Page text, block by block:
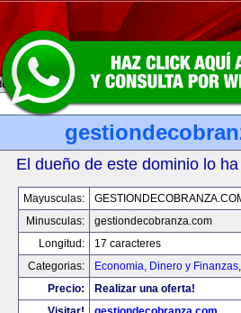
El dueño de este dominio lo
Mayusculas:
Minusculas:
gestiondecobranza.com
Longitud:
17 caracteres
Categorias:
Economia, Dinero y Finanzas
Precio:
Realizar una oferta!